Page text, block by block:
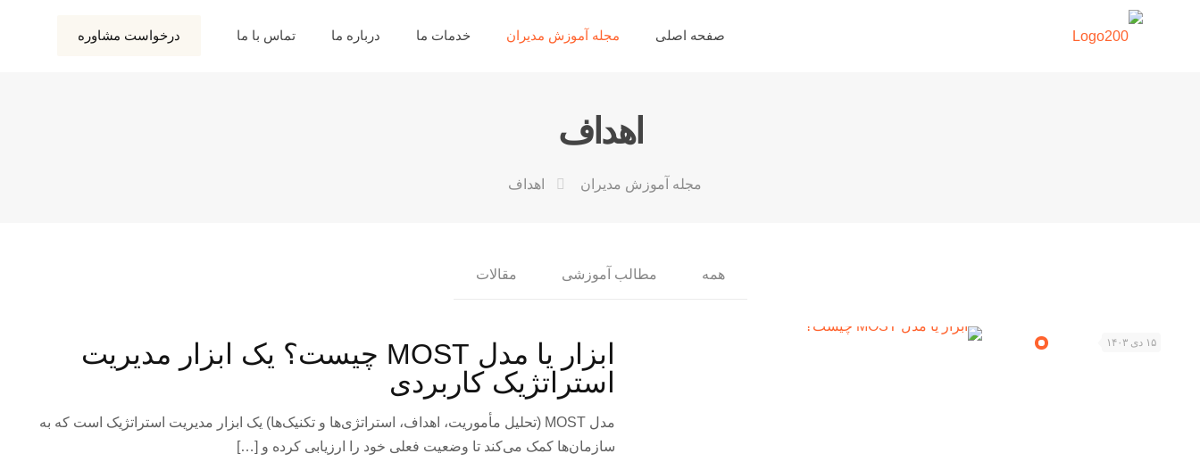
صفحه اصلی مجله آموزش مدیران خدمات ما درباره ما تماس با ما درخواست مشاوره
اهداف
مجله آموزش مدیران اهداف
همه مطالب آموزشی مقالات
۱۵ دی ۱۴۰۳
ابزار یا مدل MOST چیست؟ یک ابزار مدیریت
استراتژیک کاربردی
مدل MOST (تحلیل مأموریت، اهداف، استراتژی‌ها و تکنیک‌ها) یک ابزار مدیریت استراتژیک است که به
سازمان‌ها کمک می‌کند تا وضعیت فعلی خود را ارزیابی کرده و […]